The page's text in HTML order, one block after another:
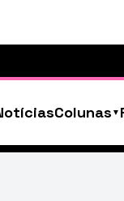
Colunas